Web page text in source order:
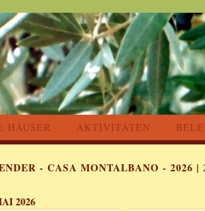
HÄUSER AKTIVITÄTEN
- CASA MONTALBANO - 2026 |
2026